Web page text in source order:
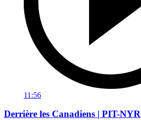
11:56
Derrière les Canadiens | PIT-NYR